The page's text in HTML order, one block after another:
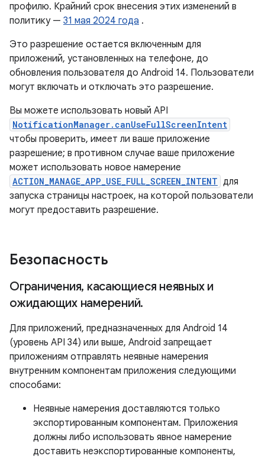
профилю. Крайний срок внесения этих изменений в
политику — 31 мая 2024 года .
Это разрешение остается включенным для
приложений, установленных на телефоне, до
обновления пользователя до Android 14. Пользователи
могут включать и отключать это разрешение.
Вы можете использовать новый API
NotificationManager.canUseFullScreenIntent
чтобы проверить, имеет ли ваше приложение
разрешение; в противном случае ваше приложение
может использовать новое намерение
ACTION_MANAGE_APP_USE_FULL_SCREEN_INTENT для
запуска страницы настроек, на которой пользователи
могут предоставить разрешение.
Безопасность
Ограничения, касающиеся неявных и
ожидающих намерений.
Для приложений, предназначенных для Android 14
(уровень API 34) или выше, Android запрещает
приложениям отправлять неявные намерения
внутренним компонентам приложения следующими
способами:
Неявные намерения доставляются только
экспортированным компонентам. Приложения
должны либо использовать явное намерение
доставить неэкспортированные компоненты,